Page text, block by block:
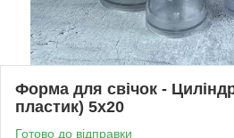
Форма для свічок -
пластик) 5х20
Готово до відправки